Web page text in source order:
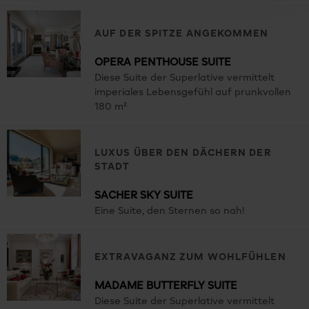
AUF DER SPITZE ANGEKOMMEN
OPERA PENTHOUSE SUITE
Diese Suite der Superlative vermittelt
imperiales Lebensgefühl auf prunkvollen
180 m²
LUXUS ÜBER DEN DÄCHERN DER
STADT
SACHER SKY SUITE
Eine Suite, den Sternen so nah!
EXTRAVAGANZ ZUM WOHLFÜHLEN
MADAME BUTTERFLY SUITE
Diese Suite der Superlative vermittelt